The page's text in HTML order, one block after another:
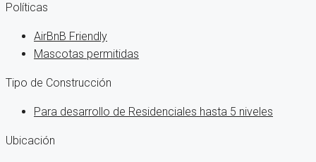
Políticas
AirBnB Friendly
Mascotas permitidas
Tipo de Construcción
Para desarrollo de Residenciales hasta 5 niveles
Ubicación